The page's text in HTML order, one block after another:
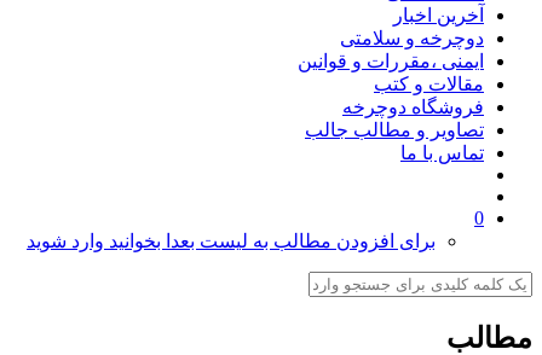
آخرین اخبار
دوچرخه و سلامتی
ایمنی ،مقررات و قوانین
مقالات و کتب
فروشگاه دوچرخه
تصاویر و مطالب جالب
تماس با ما
0
برای افزودن مطالب به لیست بعدا بخوانید وارد شوید
مطالب